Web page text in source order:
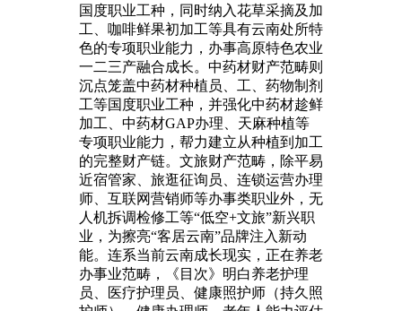
国度职业工种，同时纳入花草采摘及加
工、咖啡鲜果初加工等具有云南处所特
色的专项职业能力，办事高原特色农业
一二三产融合成长。中药材财产范畴则
沉点笼盖中药材种植员、工、药物制剂
工等国度职业工种，并强化中药材趁鲜
加工、中药材GAP办理、天麻种植等
专项职业能力，帮力建立从种植到加工
的完整财产链。文旅财产范畴，除平易
近宿管家、旅逛征询员、连锁运营办理
师、互联网营销师等办事类职业外，无
人机拆调检修工等“低空+文旅”新兴职
业，为擦亮“客居云南”品牌注入新动
能。连系当前云南成长现实，正在养老
办事业范畴，《目次》明白养老护理
员、医疗护理员、健康照护师（持久照